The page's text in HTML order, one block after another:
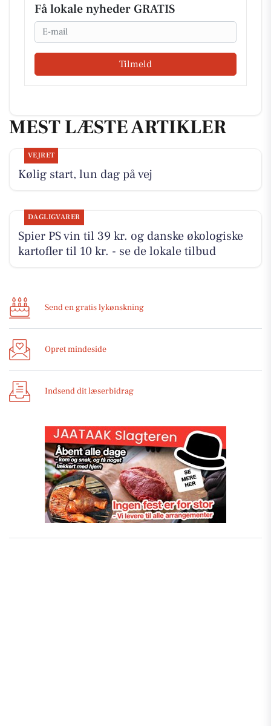
Få lokale nyheder GRATIS
Email
Tilmeld
MEST LÆSTE ARTIKLER
VEJRET
Kølig start, lun dag på vej
DAGLIGVARER
Spier PS vin til 39 kr. og danske økologiske
kartofler til 10 kr. - se de lokale tilbud
Send en gratis lykønskning
Opret mindeside
Indsend dit læserbidrag